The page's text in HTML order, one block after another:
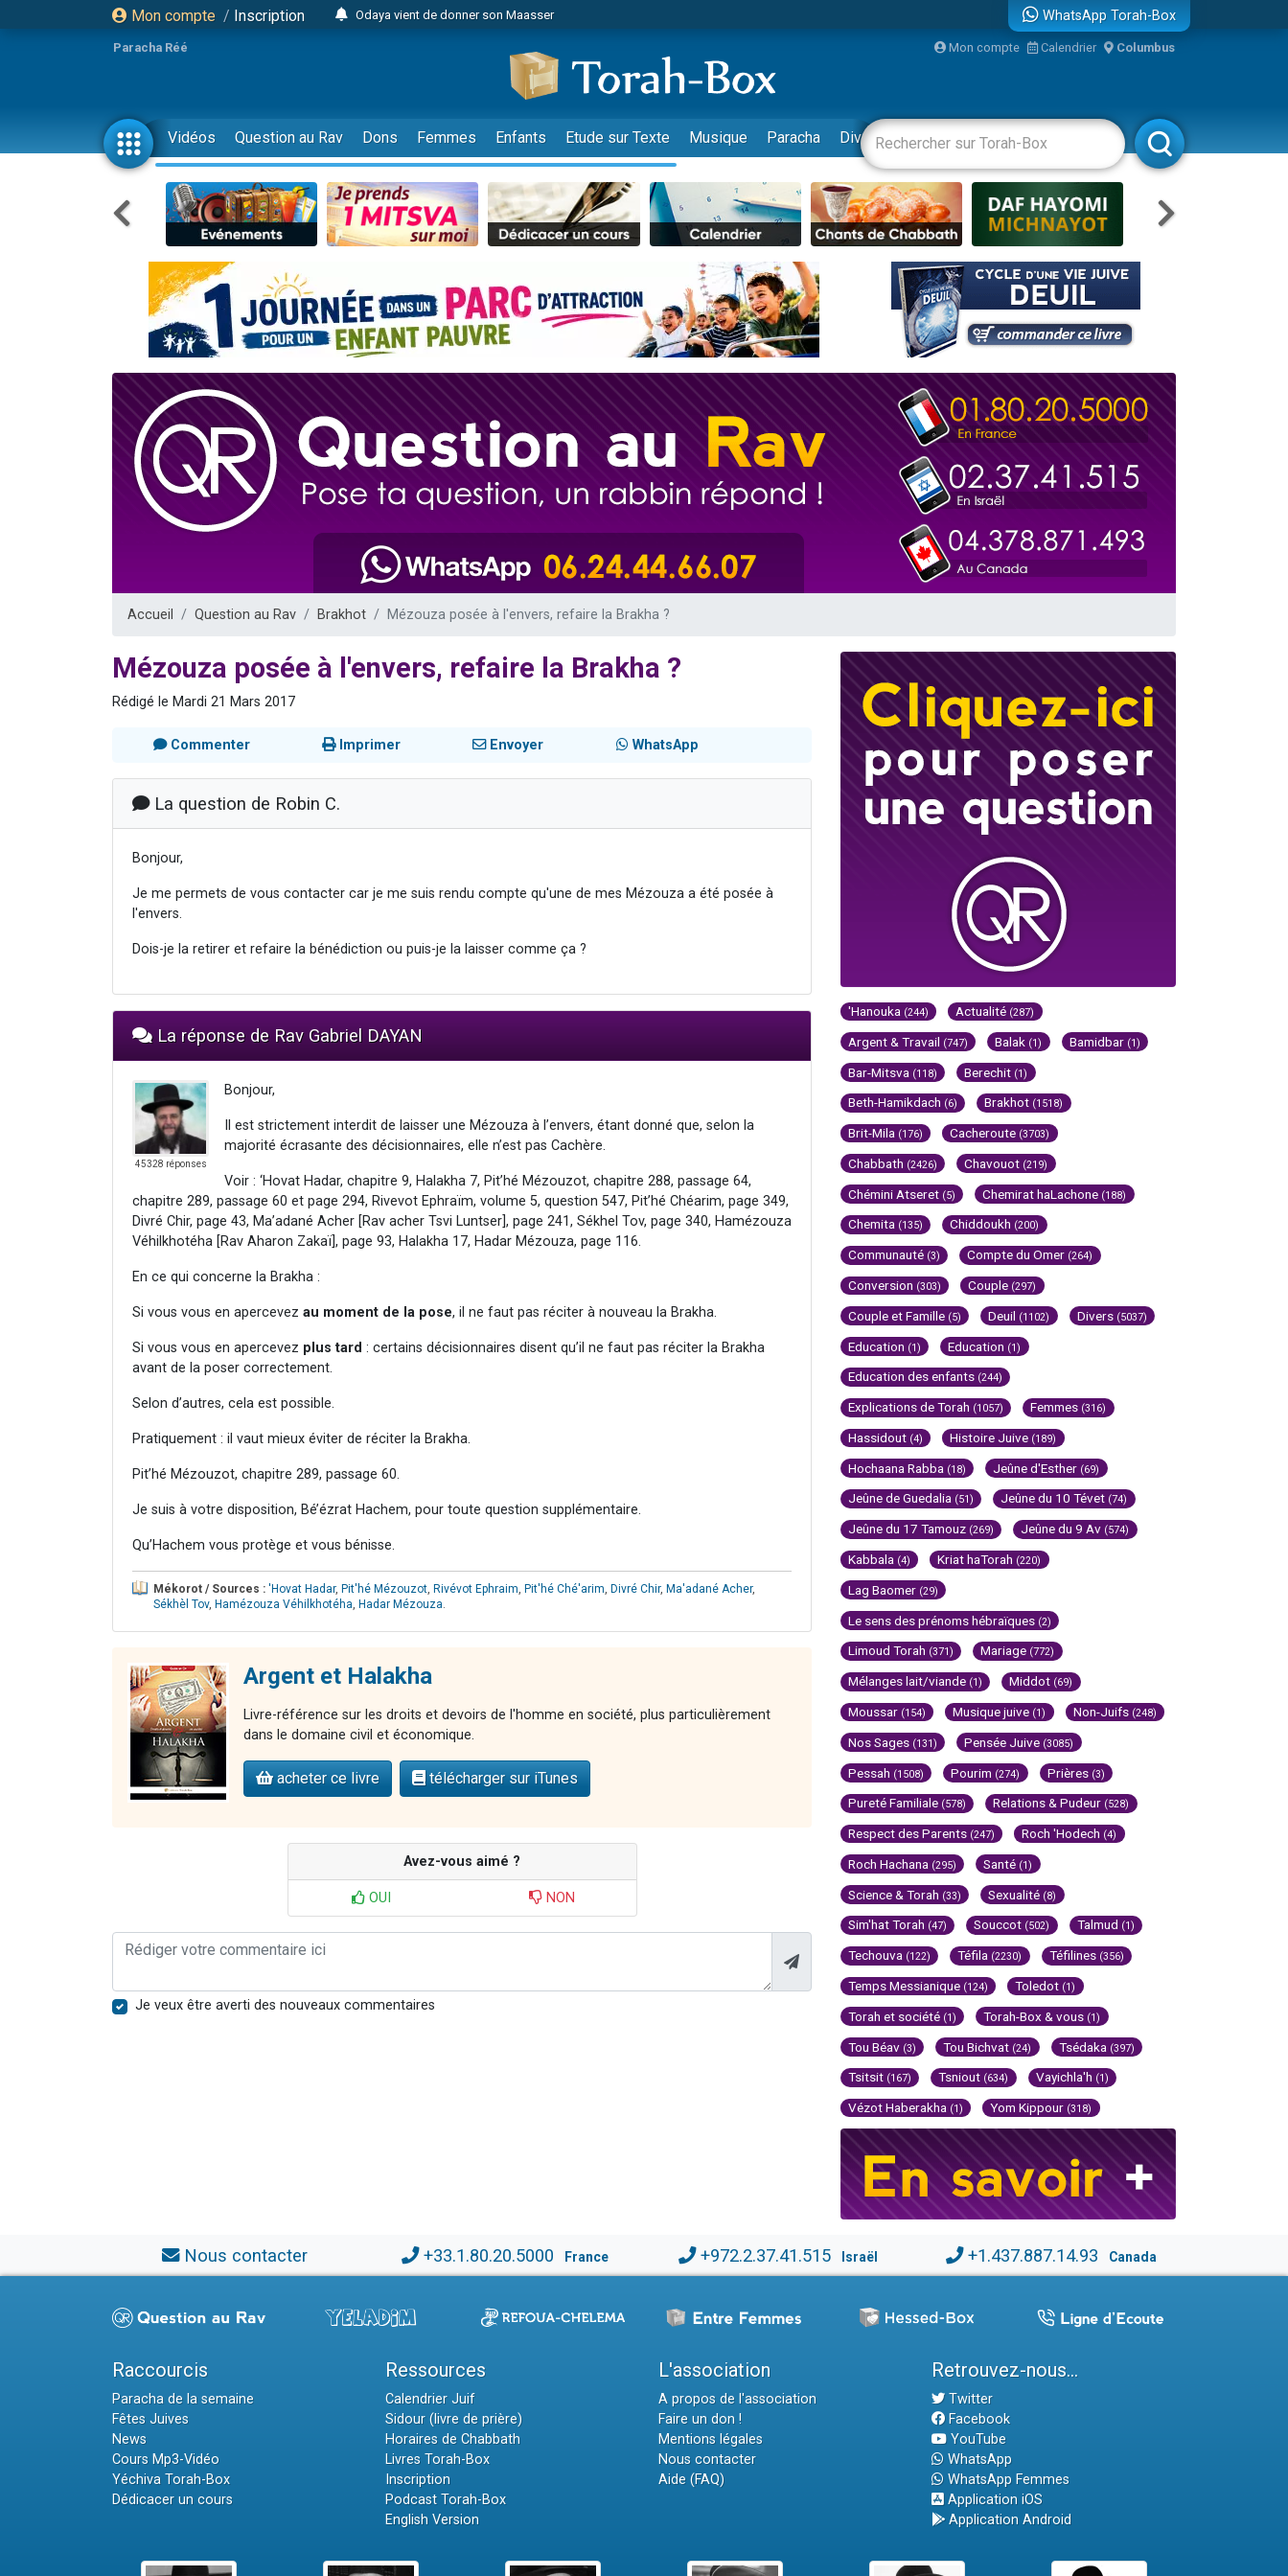
Mon compte / Inscription
Odaya vient de donner son Maasser
3 personnes viennent de faire un don pour Diane, 80 ans, dans un appartement insalubre
2 personnes viennent de nous rejoindre sur WhatsApp
13 personnes viennent de demander une bénédiction
12 nouvelles musiques dans Torah-Box Music
30 personnes viennent de faire un don pour Sauvez la jambe de Yohan
Il reste 49 places pour étudier en groupe sur Zoom
3 personnes viennent de nous rejoindre sur WhatsApp
3 personnes viennent de nous rejoindre sur WhatsApp
2 nouvelles musiques dans Torah-Box Music
8 personnes viennent de faire un don pour Tsédaka : pauvres d'Israel
Nouvelle émission radio : Visions de grandeur n°104 : Le Chabbath et le Birkat Hamazone à travers le temps
61 personnes viennent de demander une bénédiction
Ariel vient de donner son Maasser
Nathaniel vient de donner son Maasser
6 personnes viennent de faire un don pour 5 enfants déjà orphelins risquent de perdre leur maman
3 personnes viennent de nous rejoindre sur WhatsApp
WhatsApp Torah-Box
Paracha Réé Mon compte Calendrier Columbus
Vidéos Question au Rav Dons Femmes Enfants Etude sur Texte Musique Paracha Divertissements Livres Rabbanim
Accueil Question au Rav Brakhot Mézouza posée à l'envers, refaire la Brakha ?
Mézouza posée à l'envers, refaire la Brakha ?
Rédigé le Mardi 21 Mars 2017
Commenter Imprimer Envoyer WhatsApp
La question de Robin C.
Bonjour,
Je me permets de vous contacter car je me suis rendu compte qu'une de mes Mézouza a été posée à
l'envers.
Dois-je la retirer et refaire la bénédiction ou puis-je la laisser comme ça ?
La réponse de Rav Gabriel DAYAN
45328 réponses
Bonjour,
Il est strictement interdit de laisser une Mézouza à l’envers, étant donné que, selon la
majorité écrasante des décisionnaires, elle n’est pas Cachère.
Voir : ‘Hovat Hadar, chapitre 9, Halakha 7, Pit’hé Mézouzot, chapitre 288, passage 64,
chapitre 289, passage 60 et page 294, Rivevot Ephraïm, volume 5, question 547, Pit’hé Chéarim, page 349,
Divré Chir, page 43, Ma’adané Acher [Rav acher Tsvi Luntser], page 241, Sékhel Tov, page 340, Hamézouza
Véhilkhotéha [Rav Aharon Zakaï], page 93, Halakha 17, Hadar Mézouza, page 116.
En ce qui concerne la Brakha :
Si vous vous en apercevez au moment de la pose, il ne faut pas réciter à nouveau la Brakha.
Si vous vous en apercevez plus tard : certains décisionnaires disent qu’il ne faut pas réciter la Brakha
avant de la poser correctement.
Selon d’autres, cela est possible.
Pratiquement : il vaut mieux éviter de réciter la Brakha.
Pit’hé Mézouzot, chapitre 289, passage 60.
Je suis à votre disposition, Bé’ézrat Hachem, pour toute question supplémentaire.
Qu’Hachem vous protège et vous bénisse.
Mékorot / Sources : 'Hovat Hadar, Pit'hé Mézouzot Rivévot Ephraim Pit'hé Ché'arim Divré Chir, Ma'adané Acher,
Sékhèl Tov, Hamézouza Véhilkhotéha Hadar Mézouza
Argent et Halakha
Livre-référence sur les droits et devoirs de l'homme en société, plus particulièrement
dans le domaine civil et économique.
acheter ce livre télécharger sur iTunes
Avez-vous aimé ?
OUI NON
Je veux être averti des nouveaux commentaires
'Hanouka (244) Actualité (287)
Argent & Travail (747) Balak (1) Bamidbar (1)
Bar-Mitsva (118) Berechit (1)
Beth-Hamikdach (6) Brakhot (1518)
Brit-Mila (176) Cacheroute (3703)
Chabbath (2426) Chavouot (219)
Chémini Atseret (5) Chemirat haLachone (188)
Chemita (135) Chiddoukh (200)
Communauté (3) Compte du Omer (264)
Conversion (303) Couple (297)
Couple et Famille (5) Deuil (1102) Divers (5037)
Education (1) Education (1)
Education des enfants (244)
Explications de Torah (1057) Femmes (316)
Hassidout (4) Histoire Juive (189)
Hochaana Rabba (18) Jeûne d'Esther (69)
Jeûne de Guedalia (51) Jeûne du 10 Tévet (74)
Jeûne du 17 Tamouz (269) Jeûne du 9 Av (574)
Kabbala (4) Kriat haTorah (220)
Lag Baomer (29)
Le sens des prénoms hébraïques (2)
Limoud Torah (371) Mariage (772)
Mélanges lait/viande (1) Middot (69)
Moussar (154) Musique juive (1) Non-Juifs (248)
Nos Sages (131) Pensée Juive (3085)
Pessah (1508) Pourim (274) Prières (3)
Pureté Familiale (578) Relations & Pudeur (528)
Respect des Parents (247) Roch 'Hodech (4)
Roch Hachana (295) Santé (1)
Science & Torah (33) Sexualité (8)
Sim'hat Torah (47) Souccot (502) Talmud (1)
Techouva (122) Téfila (2230) Téfilines (356)
Temps Messianique (124) Toledot (1)
Torah et société (1) Torah-Box & vous (1)
Tou Béav (3) Tou Bichvat (24) Tsédaka (397)
Tsitsit (167) Tsniout (634) Vayichla'h (1)
Vézot Haberakha (1) Yom Kippour (318)
Nous contacter +33.1.80.20.5000 France +972.2.37.41.515 Israël +1.437.887.14.93 Canada
Raccourcis
Paracha de la semaine
Fêtes Juives
News
Cours Mp3-Vidéo
Yéchiva Torah-Box
Dédicacer un cours
Ressources
Calendrier Juif
Sidour (livre de prière)
Horaires de Chabbath
Livres Torah-Box
Inscription
Podcast Torah-Box
English Version
L'association
A propos de l'association
Faire un don !
Mentions légales
Nous contacter
Aide (FAQ)
Retrouvez-nous...
Twitter
Facebook
YouTube
WhatsApp
WhatsApp Femmes
Application iOS
Application Android